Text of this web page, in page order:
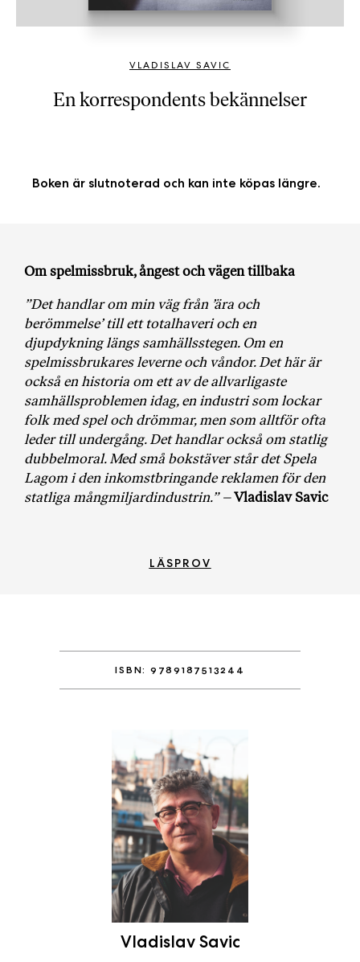
b
k
r
i
s
F
r
i
T
a
n
k
e
En korrespondents bekännelser
VLADISLAV SAVIC
Boken är slutnoterad och kan inte köpas längre.
Om spelmissbruk, ångest och vägen tillbaka
”Det handlar om min väg från ’ära och
berömmelse’ till ett totalhaveri och en
djupdykning längs samhällsstegen. Om en
spelmissbrukares leverneoch våndor. Det här är
också en historia om ett av de allvarligaste
samhällsproblemen idag, en industri som lockar
folk med spel och drömmar,men som alltför ofta
leder till undergång. Det handlar också om statlig
dubbelmoral. Med små bokstäver står det Spela
Lagom i den inkomstbringande reklamen för den
statliga mångmiljardindustrin.” –Vladislav Savic
LÄSPROV
ISBN: 9789187513244
Vladislav Savic